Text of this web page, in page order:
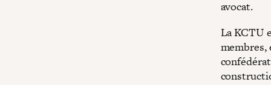
avocat.
La KCTU
membres,